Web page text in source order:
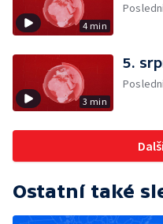
4 min
3 min
5.
Ostatní také